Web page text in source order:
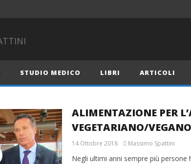
STUDIO MEDICO LIBRI ARTICOLI
ALIMENTAZIONE PER
VEGETARIANO/VEGANO
14 Ottobre 2018 Massimo Spattini
Negli ultimi anni sempre più persone